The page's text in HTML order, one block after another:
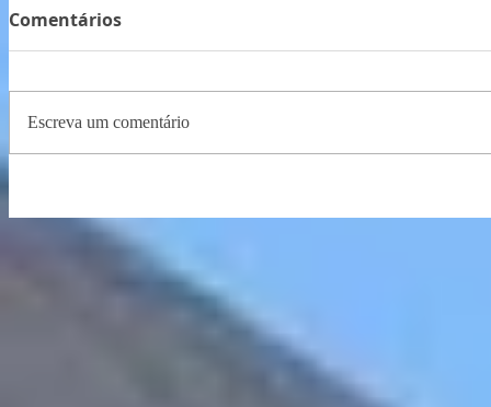
Comentários
Escreva um comentário